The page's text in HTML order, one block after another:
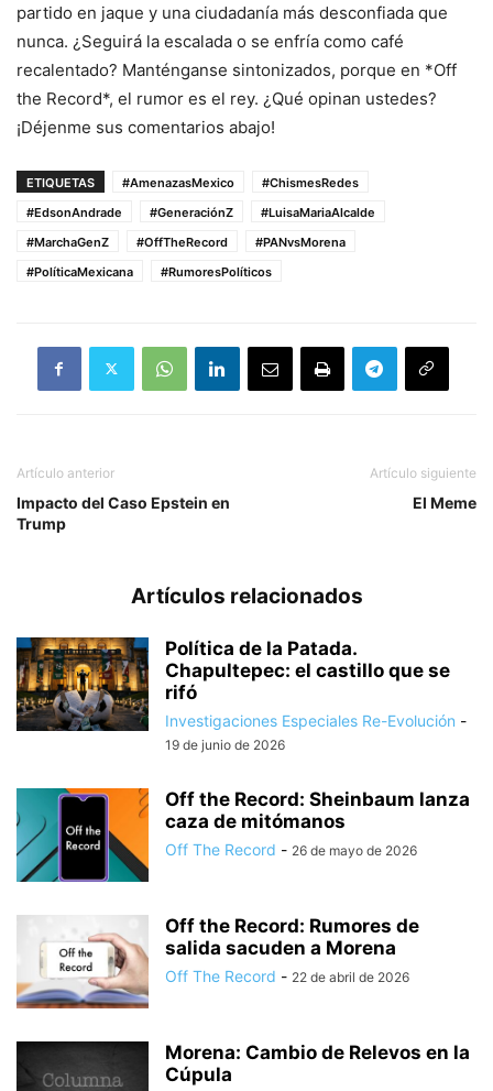
partido en jaque y una ciudadanía más desconfiada que
nunca. ¿Seguirá la escalada o se enfría como café
recalentado? Manténganse sintonizados, porque en *Off
the Record*, el rumor es el rey. ¿Qué opinan ustedes?
¡Déjenme sus comentarios abajo!
ETIQUETAS #AmenazasMexico
#ChismesRedes
#EdsonAndrade
#GeneraciónZ
#LuisaMariaAlcalde
#MarchaGenZ
#OffTheRecord
#PANvsMorena
#PolíticaMexicana
#RumoresPolíticos
Artículo anterior
Impacto del Caso Epstein en
Trump
Artículo siguiente
El Meme
Artículos relacionados
Política de la Patada.
Chapultepec: el castillo que se
rifó
Investigaciones Especiales Re-Evolución -
19 de junio de 2026
Off the Record: Sheinbaum lanza
caza de mitómanos
Off The Record - 26 de mayo de 2026
Off the Record: Rumores de
salida sacuden a Morena
Off The Record - 22 de abril de 2026
Morena: Cambio de Relevos en la
Cúpula